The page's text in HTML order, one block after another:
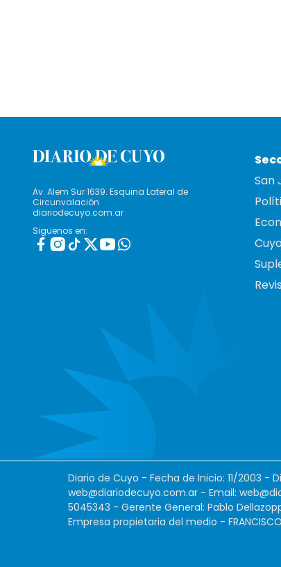
Av. Alem Sur 1639. Esquina Lateral de
Circunvalación
diariodecuyo.com.ar
Siguenos en:
San
Diario de Cuyo - Fecha de Inicio: 11/2003 -
web@diariodecuyo.com.ar - Email:
5045343 - Gerente General: Pablo
Empresa propietaria del medio - FRANCISCO